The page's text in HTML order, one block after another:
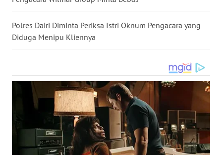
Polres Dairi Diminta Periksa Istri Oknum Pengacara yang
Diduga Menipu Kliennya
WN
MALUKU
WN
MALUT
WN
DAIRI
TOBA